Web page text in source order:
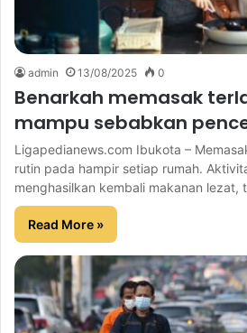
admin 13/08/2025 0
Benarkah memasak
mampu sebabkan
Ligapedianews.com Ibukota –
rutin pada hampir setiap rumah.
menghasilkan kembali makanan lezat,
Read More »